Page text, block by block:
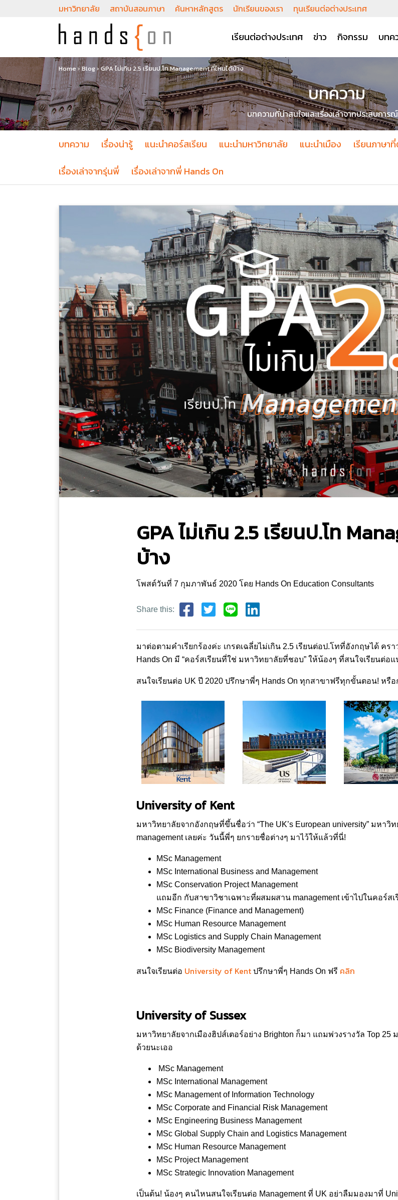
มหาวิทยาลัย สถาบันสอนภาษา ค้นหาหลักสูตร นักเรียนของเรา ทุนเรียนต่อต่างประเทศ
เรียนต่อต่างประเทศ ข่าว กิจกรรม บทค
Home›Blog›GPA ไม่เกิน 2.5 เรียนป.โท Management ที่ไหนได้บ้าง
บทความ
บทความที่น่าสนใจและเรื่องเล่าจากประสบกา
บทความ เรื่องน่ารู้ แนะนำคอร์สเรียน แนะนำมหาวิทยาลัย แนะนำเมือง เรียนภาษา
เรื่องเล่าจากรุ่นพี่
เรื่องเล่าจากพี่ Hands On
GPA ไม่เกิน 2.5 เรียนป.โท
บ้าง
โพสต์วันที่ 7 กุมภาพันธ์ 2020 โดย Hands On Education Consultants
Share this:
มาต่อตามคำเรียกร้องค่ะ เกรดเฉลี่ยไม่เกิน 2.5 เรียนต่อป.โทที่อังกฤษได้ ครา
Hands On มี “คอร์สเรียนที่ใช่ มหาวิทยาลัยที่ชอบ” ให้น้องๆ ที่สนใจเรียนต่อ
สนใจเรียนต่อ UK ปี 2020 ปรึกษาพี่ๆ Hands On ทุกสาขาฟรีทุกขั้นตอน! หรื
University of Kent
มหาวิทยาลัยจากอังกฤษที่ขึ้นชื่อว่า “The UK’s European university” มหา
management เลยค่ะ วันนี้พี่ๆ ยกรายชื่อต่างๆ มาไว้ให้แล้วที่นี่!
MSc Management
MSc International Business and Management
MSc Conservation Project Management
แถมอีก กับสาขาวิชาเฉพาะที่ผสมผสาน management เข้าไปในคอร์สเ
MSc Finance (Finance and Management)
MSc Human Resource Management
MSc Logistics and Supply Chain Management
MSc Biodiversity Management
สนใจเรียนต่อ University of Kent ปรึกษาพี่ๆ Hands On ฟรี คลิก
University of Sussex
มหาวิทยาลัยจากเมืองฮิปส์เตอร์อย่าง Brighton ก็มา แถมพ่วงรางวัล Top
ด้วยนะเออ
MSc Management
MSc International Management
MSc Management of Information Technology
MSc Corporate and Financial Risk Management
MSc Engineering Business Management
MSc Global Supply Chain and Logistics Management
MSc Human Resource Management
MSc Project Management
MSc Strategic Innovation Management
เป็นต้น! น้องๆ คนไหนสนใจเรียนต่อ Management ที่ UK อย่าลืมมองมาที่